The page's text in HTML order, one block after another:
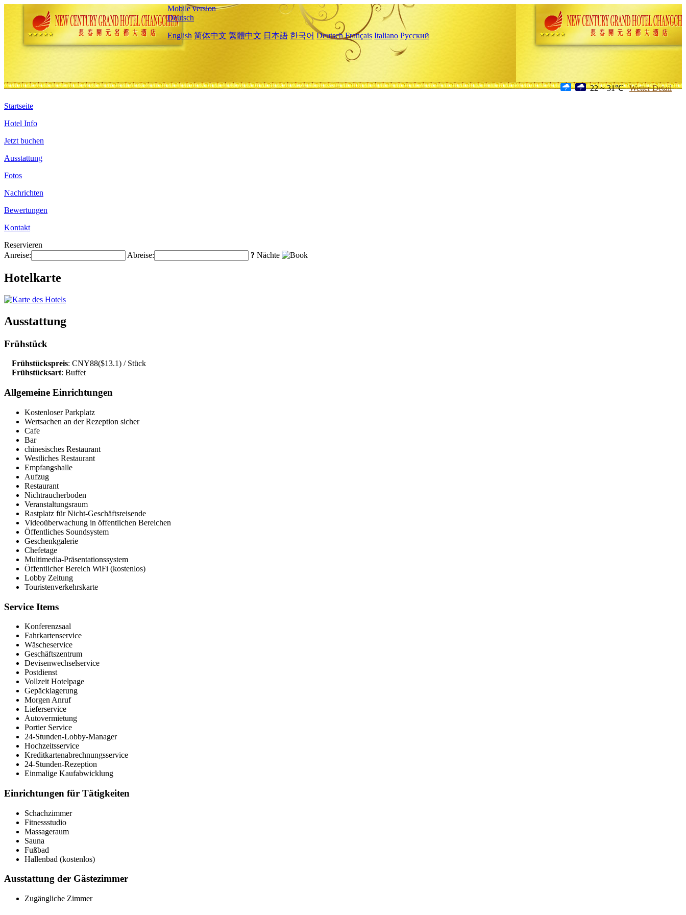
Mobile version
Deutsch
English 简体中文 繁體中文 日本語 한국어 Deutsch Français Italiano Русский
22 ~ 31℃ Wetter Detail
Startseite
Hotel Info
Jetzt buchen
Ausstattung
Fotos
Nachrichten
Bewertungen
Kontakt
Reservieren
Anreise:
Abreise: ? Nächte
Hotelkarte
Ausstattung
Frühstück
Frühstückspreis: CNY88($13.1) / Stück
Frühstücksart: Buffet
Allgemeine Einrichtungen
Kostenloser Parkplatz
Wertsachen an der Rezeption sicher
Cafe
Bar
chinesisches Restaurant
Westliches Restaurant
Empfangshalle
Aufzug
Restaurant
Nichtraucherboden
Veranstaltungsraum
Rastplatz für Nicht-Geschäftsreisende
Videoüberwachung in öffentlichen Bereichen
Öffentliches Soundsystem
Geschenkgalerie
Chefetage
Multimedia-Präsentationssystem
Öffentlicher Bereich WiFi (kostenlos)
Lobby Zeitung
Touristenverkehrskarte
Service Items
Konferenzsaal
Fahrkartenservice
Wäscheservice
Geschäftszentrum
Devisenwechselservice
Postdienst
Vollzeit Hotelpage
Gepäcklagerung
Morgen Anruf
Lieferservice
Autovermietung
Portier Service
24-Stunden-Lobby-Manager
Hochzeitsservice
Kreditkartenabrechnungsservice
24-Stunden-Rezeption
Einmalige Kaufabwicklung
Einrichtungen für Tätigkeiten
Schachzimmer
Fitnessstudio
Massageraum
Sauna
Fußbad
Hallenbad (kostenlos)
Ausstattung der Gästezimmer
Zugängliche Zimmer